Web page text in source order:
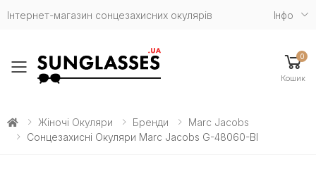
Інтернет-магазин сонцезахисних окулярів Iнфо
Toggle mobile menu
0
Кошик
Жіночі Окуляри Бренди
Marc Jacobs
Сонцезахисні Окуляри Marc Jacobs G-48060-Bl